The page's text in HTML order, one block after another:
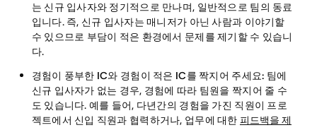
는 신규 입사자와 정기적으로 만나며, 일반적으로 팀의 동료
입니다. 즉, 신규 입사자는 매니저가 아닌 사람과 이야기할
수 있으므로 부담이 적은 환경에서 문제를 제기할 수 있습니
다.
경험이 풍부한 IC와 경험이 적은 IC를 짝지어 주세요: 팀에
신규 입사자가 없는 경우, 경험에 따라 팀원을 짝지어 줄 수
도 있습니다. 예를 들어, 다년간의 경험을 가진 직원이 프로
젝트에서 신입 직원과 협력하거나, 업무에 대한 피드백을 제